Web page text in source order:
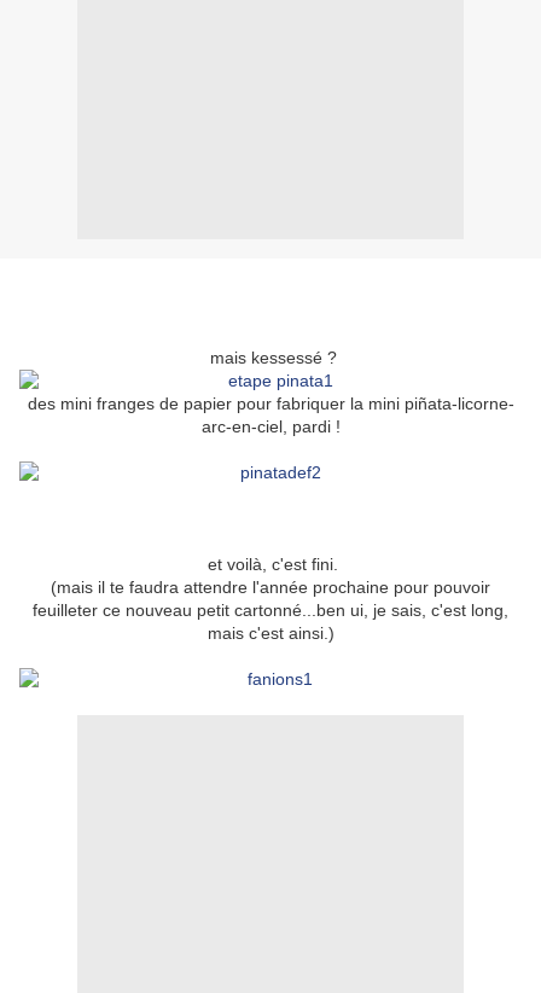
mais kessessé ?
des mini franges de papier pour fabriquer la mini piñata-licorne-
arc-en-ciel, pardi !
et voilà, c'est fini.
(mais il te faudra attendre l'année prochaine pour pouvoir
feuilleter ce nouveau petit cartonné...ben ui, je sais, c'est long,
mais c'est ainsi.)